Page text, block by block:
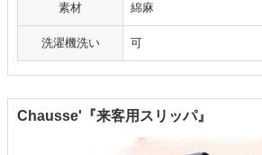
素材 綿麻
洗濯機洗い 可
Chausse'『来客用スリッパ』